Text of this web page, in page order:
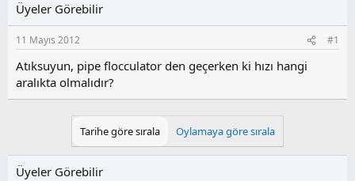
u
y
u
a
ş
l
n
l
a
ç
t
a
r
h
i
Üyeler Görebilir
11 Mayıs 2012 #1
Atıksuyun, pipe flocculator den geçerken ki hızı hangi
aralıkta olmalıdır?
Tarihe göre sırala Oylamaya göre sırala
Üyeler Görebilir